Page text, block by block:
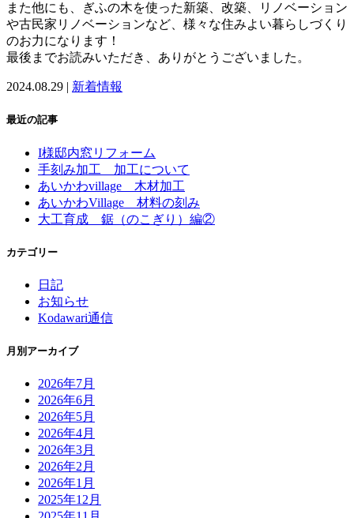
また他にも、ぎふの木を使った新築、改築、リノベーション
や古民家リノベーションなど、様々な住みよい暮らしづくり
のお力になります！
最後までお読みいただき、ありがとうございました。
2024.08.29 | 新着情報
最近の記事
I様邸内窓リフォーム
手刻み加工 加工について
あいかわvillage 木材加工
あいかわVillage 材料の刻み
大工育成 鋸（のこぎり）編②
カテゴリー
日記
お知らせ
Kodawari通信
月別アーカイブ
2026年7月
2026年6月
2026年5月
2026年4月
2026年3月
2026年2月
2026年1月
2025年12月